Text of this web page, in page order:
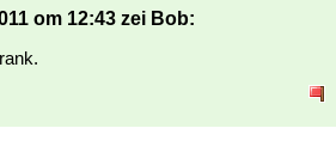
om 12:43 zei Bob: